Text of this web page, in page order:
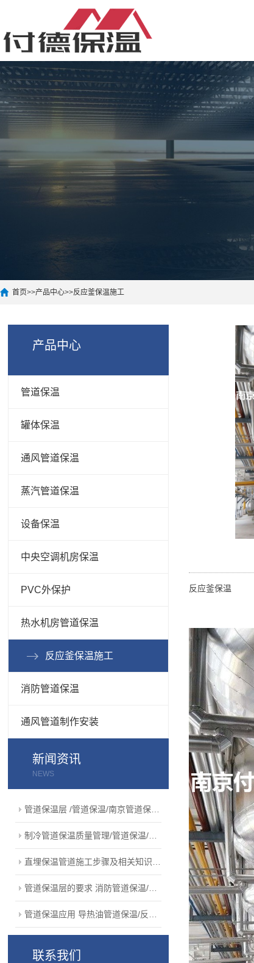
首页>>产品中心>>反应釜保温施工
产品中心
管道保温
罐体保温
通风管道保温
蒸汽管道保温
设备保温
中央空调机房保温
PVC外保护
热水机房管道保温
反应釜保温施工
消防管道保温
通风管道制作安装
新闻资讯
NEWS
联系我们
反应釜保温